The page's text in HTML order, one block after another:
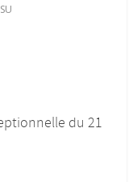
du 21